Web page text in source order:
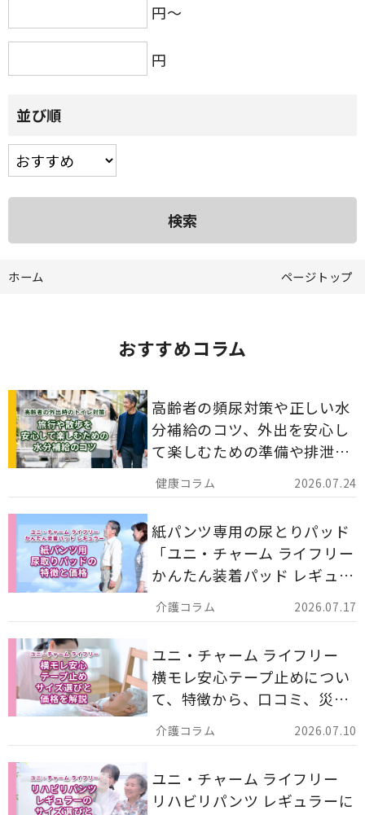
円～
円
並び順
ホーム ページトップ
おすすめコラム
2026.07.24
高齢者の頻尿対策や正しい水
分補給のコツ、外出を安心し
て楽しむための準備や排泄ケ
ア用品の選び方を解説しま
す。
2026.07.17
紙パンツ専用の尿とりパッド
「ユニ・チャーム ライフリー
かんたん装着パッド レギュラ
ー 計162枚」について解説し
ます。
2026.07.10
ユニ・チャーム ライフリー
横モレ安心テープ止めについ
て、特徴から、口コミ、災害
備蓄としての活用法まで分か
りやすく解説します。
ユニ・チャーム ライフリー
リハビリパンツ レギュラーに